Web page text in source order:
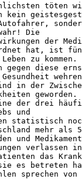
töten
kein
Die
der
hat, ist
zu
gegen diese
in der
geworden.
der drei
und
statistisch
mehr als
und
verlassen
das
es betreten
sprechen